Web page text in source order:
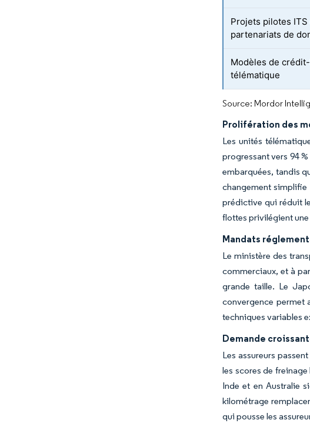
Projets pilotes
partenariats de
Modèles de
télématique
Source: Mordor
Prolifération des
Les unités
progressant vers 94
embarquées, tandis
changement
prédictive qui réduit
flottes privilégient
Mandats
Le ministère des
commerciaux, et à
grande taille. Le
convergence permet
techniques variables
Demande
Les assureurs
les scores de
Inde et en Australie
kilométrage
qui pousse les